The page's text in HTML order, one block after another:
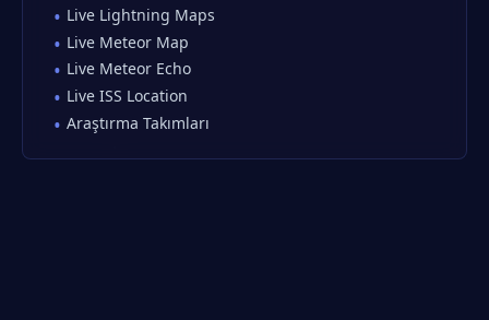
Live Lightning Maps
Live Meteor Map
Live Meteor Echo
Live ISS Location
Araştırma Takımları